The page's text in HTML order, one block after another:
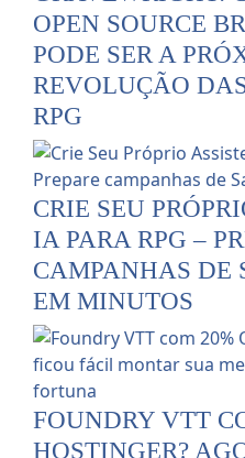
OPEN SOURCE
PODE SER A
REVOLUÇÃO
RPG
CRIE SEU
IA PARA RPG –
CAMPANHAS DE
EM MINUTOS
FOUNDRY VTT
HOSTINGER?